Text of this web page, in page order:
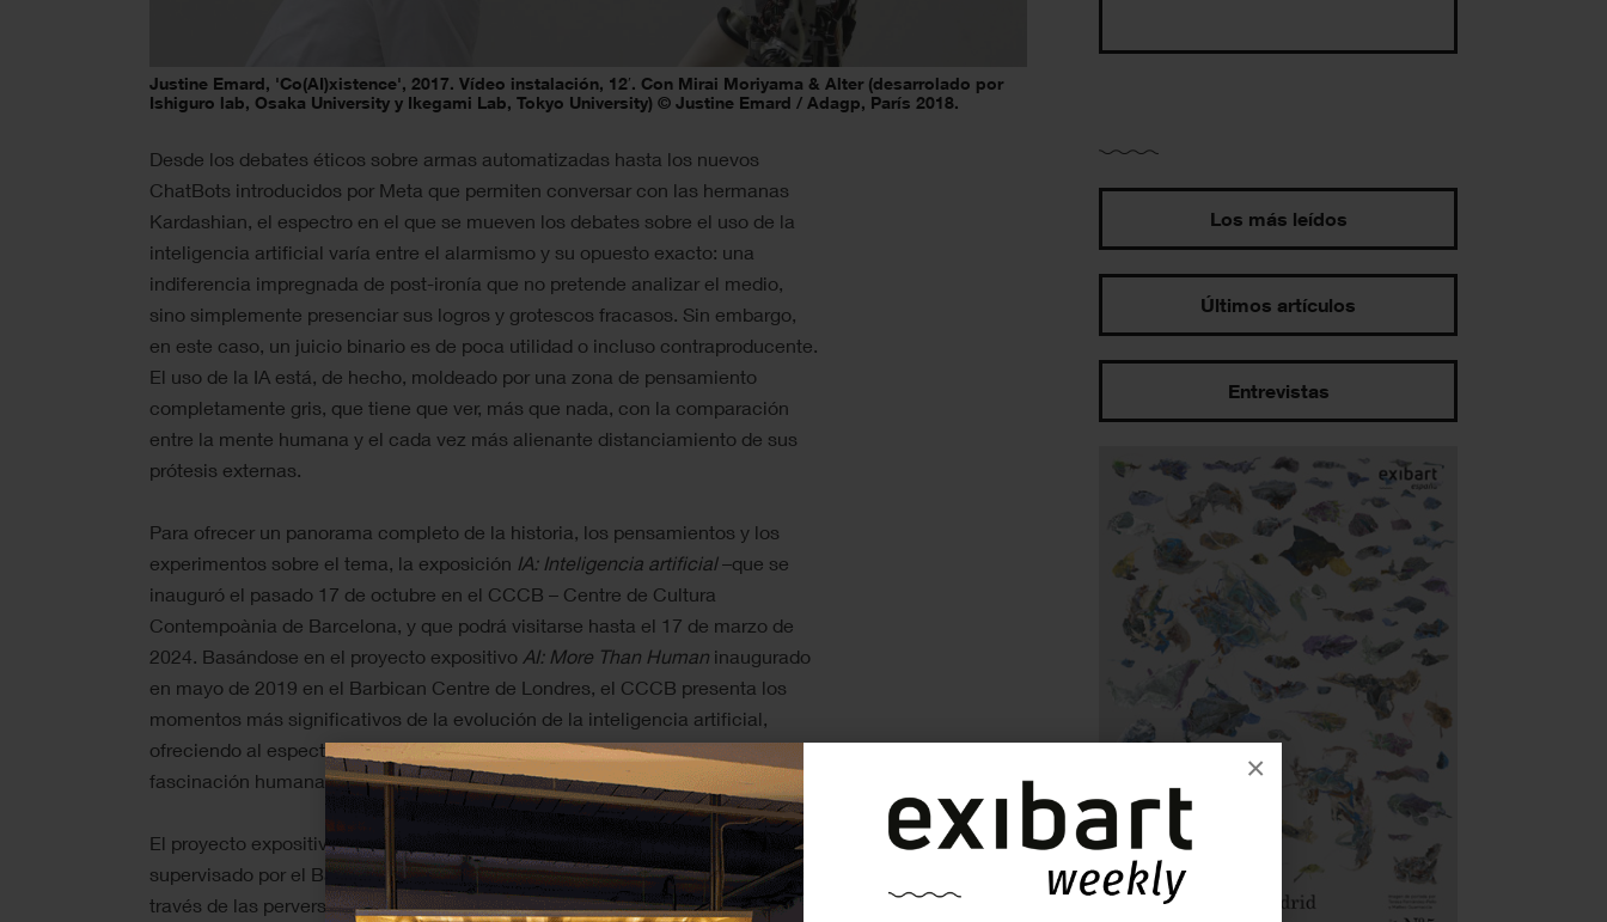
×
Justine Emard, 'Co(AI)xistence', 2017. Vídeo instalación, 12′. Con Mirai Moriyama & Alter (desarrolado por
Ishiguro lab, Osaka University y Ikegami Lab, Tokyo University) © Justine Emard / Adagp, París 2018.
Desde los debates éticos sobre armas automatizadas hasta los nuevos
ChatBots introducidos por Meta que permiten conversar con las hermanas
Kardashian, el espectro en el que se mueven los debates sobre el uso de la
inteligencia artificial varía entre el alarmismo y su opuesto exacto: una
indiferencia impregnada de post-ironía que no pretende analizar el medio,
sino simplemente presenciar sus logros y grotescos fracasos. Sin embargo,
en este caso, un juicio binario es de poca utilidad o incluso contraproducente.
El uso de la IA está, de hecho, moldeado por una zona de pensamiento
completamente gris, que tiene que ver, más que nada, con la comparación
entre la mente humana y el cada vez más alienante distanciamiento de sus
prótesis externas.
Para ofrecer un panorama completo de la historia, los pensamientos y los
experimentos sobre el tema, la exposición IA: Inteligencia artificial–que se
inauguró el pasado 17 de octubre en el CCCB – Centre de Cultura
Contempoània de Barcelona, y que podrá visitarse hasta el 17 de marzo de
2024. Basándose en el proyecto expositivo AI: More Than Human inaugurado
en mayo de 2019 en el Barbican Centre de Londres, el CCCB presenta los
momentos más significativos de la evolución de la inteligencia artificial,
ofreciendo al espectador un verdadero recorrido a lo largo de la historia de la
fascinación humana por la posibilidad de dar vida a entidades no humanas.
El proyecto expositivo, bajo la curaduría del investigador Lluís Nacenta y
supervisado por el Barcelona Supercomputing Centre, es de hecho un viaje a
través de las perversiones éticas de la era tecnológica, pero sobre todo una
Los más leídos
Últimos artículos
Entrevistas